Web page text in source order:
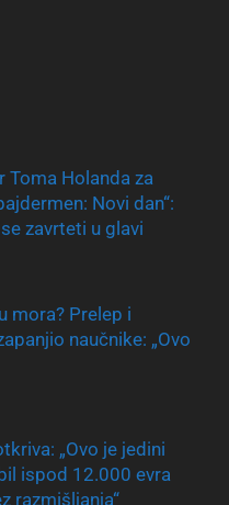
Toma Holanda za
Novi dan“:
zavrteti u glavi
mora? Prelep i
naučnike: „Ovo
„Ovo je jedini
ispod 12.000 evra
razmišljanja“